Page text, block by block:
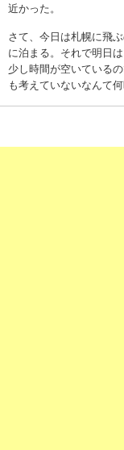
近かった。
さて、今日は札幌に飛
に泊まる。それで明日
少し時間が空いている
も考えていないなんて